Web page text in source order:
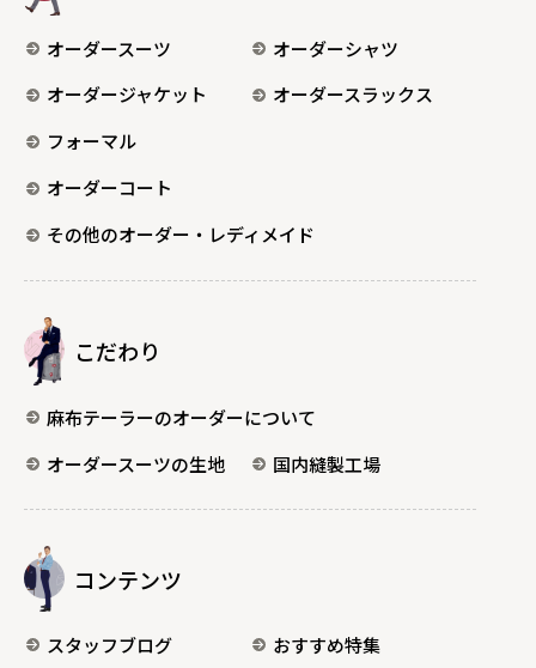
オーダースーツ
オーダーシャツ
オーダージャケット
オーダースラックス
フォーマル
オーダーコート
その他のオーダー・レディメイド
こだわり
麻布テーラーのオーダーについて
オーダースーツの生地
国内縫製工場
コンテンツ
スタッフブログ
おすすめ特集